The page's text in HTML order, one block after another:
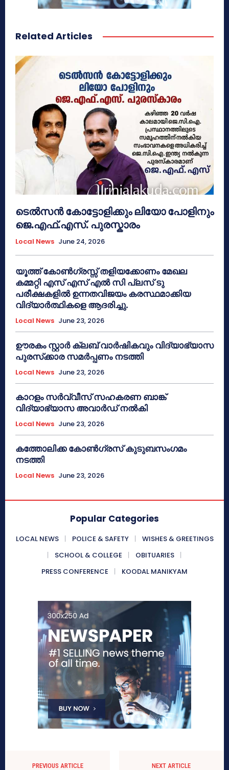
Related Articles
ടെൽസൻ കോട്ടോളിക്കും ലിയോ പോളിനും
ജെ.എഫ്.എസ്. പുരസ്കാരം
Local News June 24, 2026
യൂത്ത് കോൺഗ്രസ്സ് തളിയക്കോണം മേഖല
കമ്മറ്റി എസ് എസ് എൽ സി പ്ലസ് ടു
പരീക്ഷകളിൽ ഉന്നതവിജയം കരസ്ഥമാക്കിയ
വിദ്യാർത്ഥികളെ ആദരിച്ചു.
Local News June 23, 2026
ഊരകം സ്റ്റാർ ക്ലബ് വാർഷികവും വിദ്യാഭ്യാസ
പുരസ്‌ക്കാര സമർപ്പണം നടത്തി
Local News June 23, 2026
കാറളം സർവ്വീസ് സഹകരണ ബാങ്ക്
വിദ്യാഭ്യാസ അവാർഡ് നൽകി
Local News June 23, 2026
കത്തോലിക്ക കോൺഗ്രസ് കുടുബസംഗമം
നടത്തി
Local News June 23, 2026
Popular Categories
LOCAL NEWS POLICE & SAFETY
WISHES & GREETINGS
SCHOOL & COLLEGE
OBITUARIES
PRESS CONFERENCE
KOODAL MANIKYAM
PREVIOUS ARTICLE NEXT ARTICLE